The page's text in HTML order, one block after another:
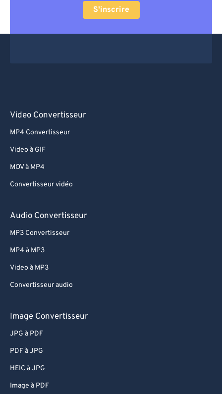
S'inscrire
Video Convertisseur
MP4 Convertisseur
Video à GIF
MOV à MP4
Convertisseur vidéo
Audio Convertisseur
MP3 Convertisseur
MP4 à MP3
Video à MP3
Convertisseur audio
Image Convertisseur
JPG à PDF
PDF à JPG
HEIC à JPG
Image à PDF